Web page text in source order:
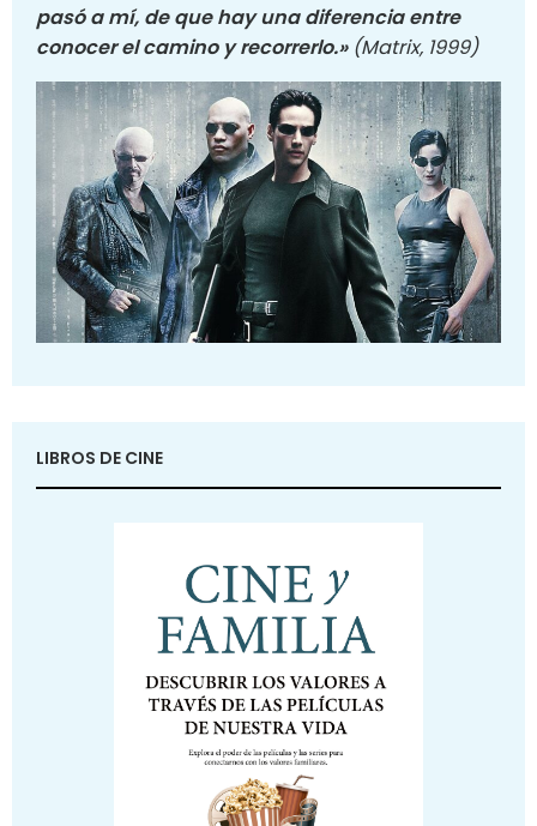
pasó a mí, de que hay una diferencia entre
conocer el camino y recorrerlo.» (Matrix, 1999)
LIBROS DE CINE